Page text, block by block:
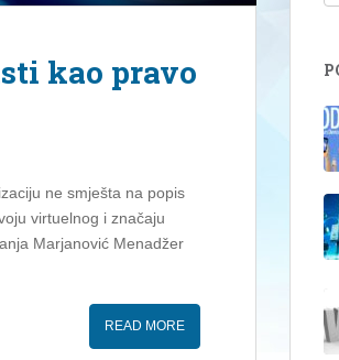
kao pravo
ne smješta na popis
virtuelnog i značaju
Marjanović Menadžer
READ MORE